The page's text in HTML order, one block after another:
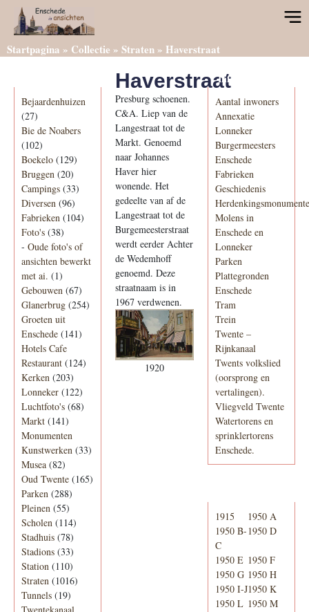
Startpagina » Collectie » Straten» Haverstraat
Bejaardenhuizen
(27)
Bie de Noabers
(102)
Boekelo (129)
Bruggen (20)
Campings (33)
Diversen (96)
Fabrieken (104)
Foto's (38)
- Oude foto's of
ansichten bewerkt
met ai. (1)
Gebouwen (67)
Glanerbrug (254)
Groeten uit
Enschede (141)
Hotels Cafe
Restaurant (124)
Kerken (203)
Lonneker (122)
Luchtfoto's (68)
Markt (141)
Monumenten
Kunstwerken (33)
Musea (82)
Oud Twente (165)
Parken (288)
Pleinen (55)
Scholen (114)
Stadhuis (78)
Stadions (33)
Station (110)
Straten (1016)
Tunnels (19)
Haverstraat
Presburg schoenen.
C&A. Liep van de
Langestraat tot de
Markt. Genoemd
naar Johannes
Haver hier
wonende. Het
gedeelte van af de
Langestraat tot de
Burgemeesterstraat
werdt eerder Achter
de Wedemhoff
genoemd. Deze
straatnaam is in
1967 verdwenen.
1920
Informatie
Aantal inwoners
Annexatie
Lonneker
Burgermeesters
Enschede
Fabrieken
Geschiedenis
Molens in
Enschede en
Lonneker
Parken
Plattegronden
Enschede
Tram
Trein
Twente –
Rijnkanaal
Twents volkslied
(oorsprong en
vertalingen).
Vliegveld Twente
Watertorens en
sprinklertorens
Enschede.
1915
1950 A
1950 B-
C
1950 D
1950 E 1950 F
1950 G 1950 H
1950 I-J1950 K
1950 L 1950 M